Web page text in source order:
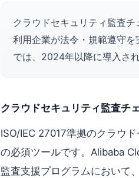
クラウドセキュリティ監査
利用企業が法令・規範遵守
では、2024年以降に導入さ
クラウドセキュリティ監査チ
ISO/IEC 27017準拠のクラウ
の必須ツールです。Alibaba
監査支援プログラムにおいて